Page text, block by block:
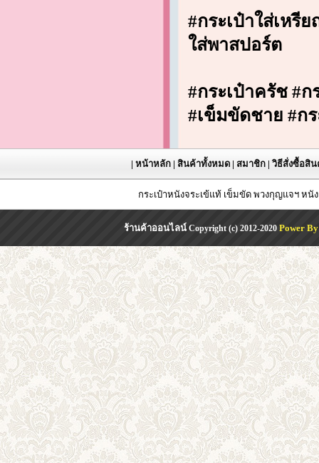
#กระเป๋าใส่เหรี
ใส่พาสปอร์ต
#กระเป๋าครัช #ก
#เข็มขัดชาย #ก
|หน้าหลัก |สินค้าทั้งหมด |สมาชิก |วิธีสั่งซื้อสิ
กระเป๋าหนังจระเข้แท้ เข็มขัด พวงกุญแจฯ หนัง
ร้านค้าออนไลน์ Copyright (c) 2012-2020Power